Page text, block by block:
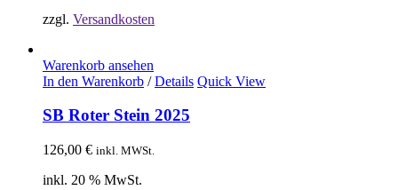
zzgl. Versandkosten
Warenkorb ansehen
In den Warenkorb / Details Quick View
SB Roter Stein 2025
126,00 € inkl. MWSt.
inkl. 20 % MwSt.